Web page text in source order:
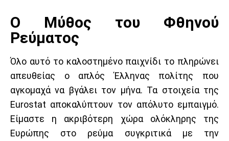
Ο Μύθος του Φθηνού
Ρεύματος
Όλο αυτό το καλοστημένο παιχνίδι το πληρώνει
απευθείας ο απλός Έλληνας πολίτης που
αγκομαχά να βγάλει τον μήνα. Τα στοιχεία της
Eurostat αποκαλύπτουν τον απόλυτο εμπαιγμό.
Είμαστε η ακριβότερη χώρα ολόκληρης της
Ευρώπης στο ρεύμα συγκριτικά με την